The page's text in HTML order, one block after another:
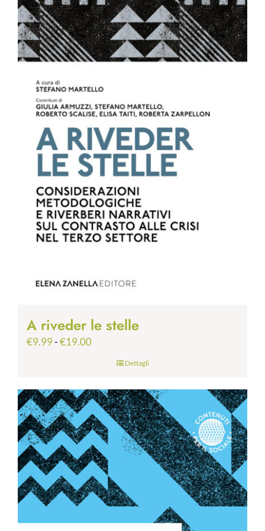
A riveder le stelle
€9.99-€19.00Fascia
€9.99
a
€19.00
Dettagli